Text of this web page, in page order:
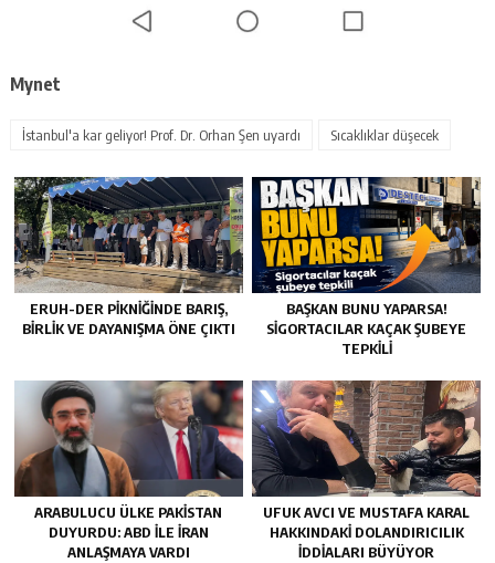
Mynet
İstanbul'a kar geliyor! Prof. Dr. Orhan Şen uyardı Sıcaklıklar düşecek
ERUH-DER PIKNIĞINDE BARIŞ,
BIRLIK VE DAYANIŞMA ÖNE ÇIKTI
BAŞKAN BUNU YAPARSA!
SIGORTACILAR KAÇAK ŞUBEYE
TEPKILI
ARABULUCU ÜLKE PAKISTAN
DUYURDU: ABD ILE İRAN
ANLAŞMAYA VARDI
UFUK AVCI VE MUSTAFA KARAL
HAKKINDAKI DOLANDIRICILIK
İDDIALARI BÜYÜYOR